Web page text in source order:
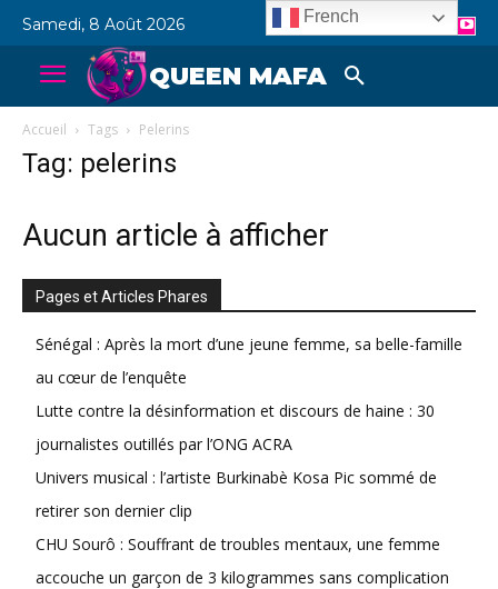
Samedi, 8 Août 2026
QUEEN MAFA
Accueil Tags Pelerins
Tag: pelerins
Aucun article à afficher
Pages et Articles Phares
Sénégal : Après la mort d’une jeune femme, sa belle-famille
au cœur de l’enquête
Lutte contre la désinformation et discours de haine : 30
journalistes outillés par l’ONG ACRA
Univers musical : l’artiste Burkinabè Kosa Pic sommé de
retirer son dernier clip
CHU Sourô : Souffrant de troubles mentaux, une femme
accouche un garçon de 3 kilogrammes sans complication
French